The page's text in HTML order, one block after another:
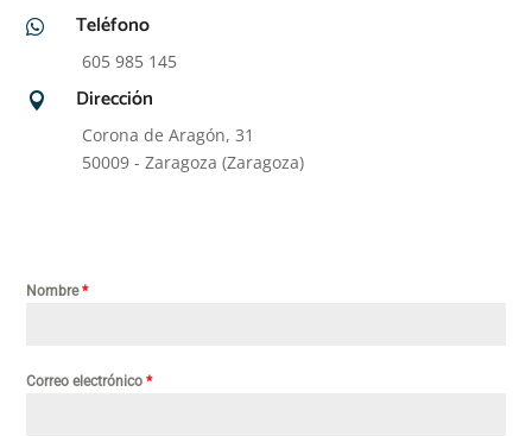
 Teléfono
605 985 145
 Dirección
Corona de Aragón, 31
50009 - Zaragoza (Zaragoza)
Nombre*
Correo electrónico*